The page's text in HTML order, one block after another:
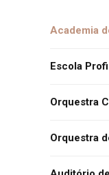
Academia
Escola
Orquestra
Orquestra